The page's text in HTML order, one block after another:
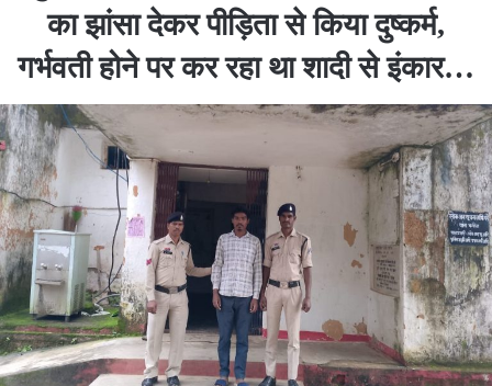
का झांसा देकर पीड़िता से किया दुष्कर्म,
गर्भवती होने पर कर रहा था शादी से इंकार…